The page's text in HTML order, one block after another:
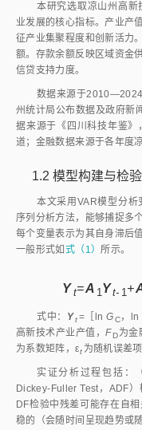
本研究选取凉山州高新
业发展的核心指标。产业产
征产业集聚程度和创新活力
额。存款余额反映区域资金
信贷支持力度。
数据来源于
州统计局公布数据及政府
据来源于《四川科技年鉴
道；金融数据来源于各年度
1.2 模型构建与检
本文采用VAR模型分析
序列分析方法，能够捕捉多
每个变量表示为其自身滞后
一般形式如 式（1）所示。
Yt=A 1Yt- 1+
式中： Yt=［ln GC，ln
高新技术产业产值，F D为金
为系数矩阵，εt 为随机误差项
实证分析过程包括：
Dickey-Fuller Test，ADF
DF检验中残差可能存在自
稳的（会随时间呈现趋势或